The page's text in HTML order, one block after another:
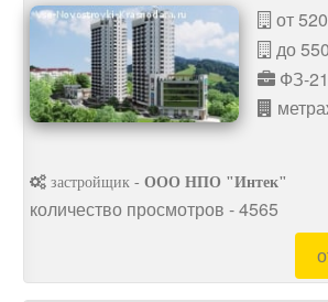
от
до
ФЗ-
застройщик - ООО НПО "Интек"
количество просмотров - 4565